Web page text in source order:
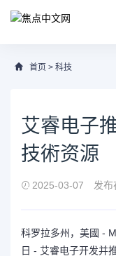
首页 > 科技
艾睿电子
技術资源
2025-03-07 发布
科罗拉多州，美國 -
日 - 艾睿电子开发并